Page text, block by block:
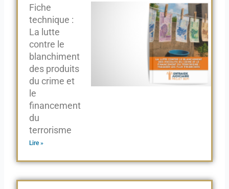
Fiche
technique :
La lutte
contre le
blanchiment
des produits
du crime et
le
financement
du
terrorisme
Lire »